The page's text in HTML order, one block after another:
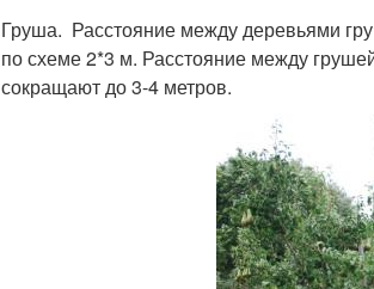
Груша. Расстояние между деревьями
по схеме 2*3 м. Расстояние между
сокращают до 3-4 метров.